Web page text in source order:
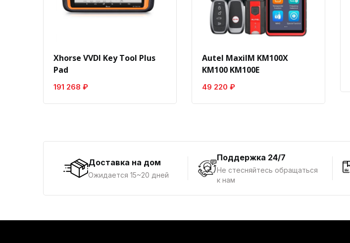
Xhorse VVDI Key Tool Plus
Pad
191 268 ₽
Autel MaxiIM KM100X
KM100 KM100E
49 220 ₽
Доставка на дом
Ожидается 15~20 дней
Поддержка 24/7
Не стесняйтесь обращаться
к нам